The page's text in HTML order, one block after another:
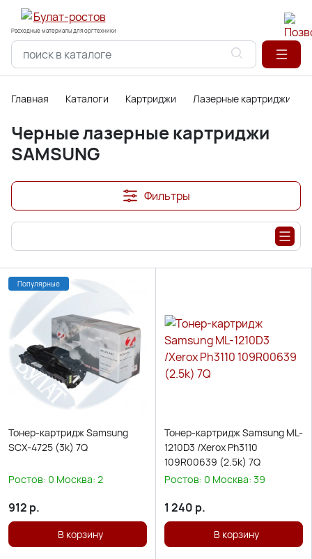
Расходные материалы для оргтехники
Главная Каталоги Картриджи Лазерные картриджи
Черные лазерные картриджи
SAMSUNG
Фильтры
Популярные
Тонер-картридж Samsung
SCX-4725 (3k) 7Q
Ростов: 0 Москва: 2
912 р.
В корзину
Тонер-картридж Samsung ML-
1210D3 /Xerox Ph3110
109R00639 (2.5k) 7Q
Ростов: 0 Москва: 39
1 240 р.
В корзину